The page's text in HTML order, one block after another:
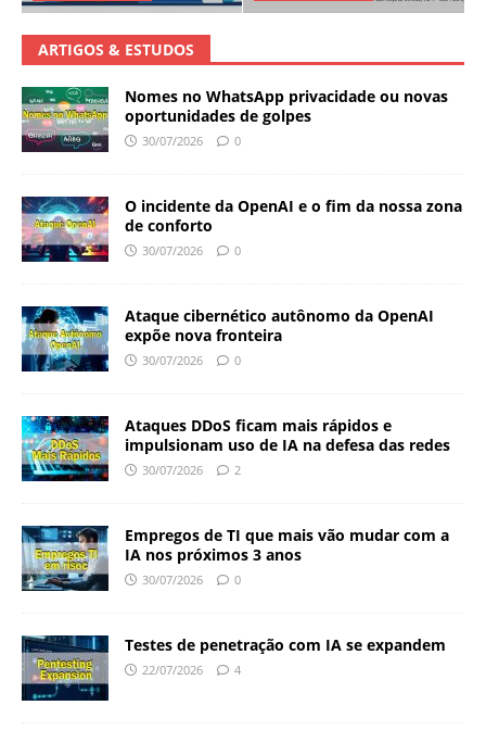
ARTIGOS & ESTUDOS
Nomes no WhatsApp privacidade ou novas
oportunidades de golpes
30/07/2026 0
O incidente da OpenAI e o fim da nossa zona
de conforto
30/07/2026 0
Ataque cibernético autônomo da OpenAI
expõe nova fronteira
30/07/2026 0
Ataques DDoS ficam mais rápidos e
impulsionam uso de IA na defesa das redes
30/07/2026 2
Empregos de TI que mais vão mudar com a
IA nos próximos 3 anos
30/07/2026 0
Testes de penetração com IA se expandem
22/07/2026 4